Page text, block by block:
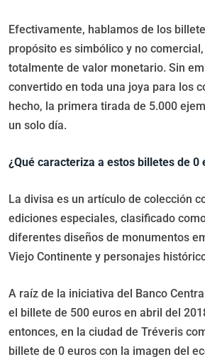
Efectivamente, hablamos de los
propósito es simbólico y no
totalmente de valor monetario. Sin
convertido en toda una joya para los
hecho, la primera tirada de 5.000
un solo día.
¿Qué caracteriza a estos billetes de 0
La divisa es un artículo de colección
ediciones especiales, clasificado
diferentes diseños de monumentos
Viejo Continente y personajes
A raíz de la iniciativa del Banco
el billete de 500 euros en abril del
entonces, en la ciudad de Tréveris
billete de 0 euros con la imagen del